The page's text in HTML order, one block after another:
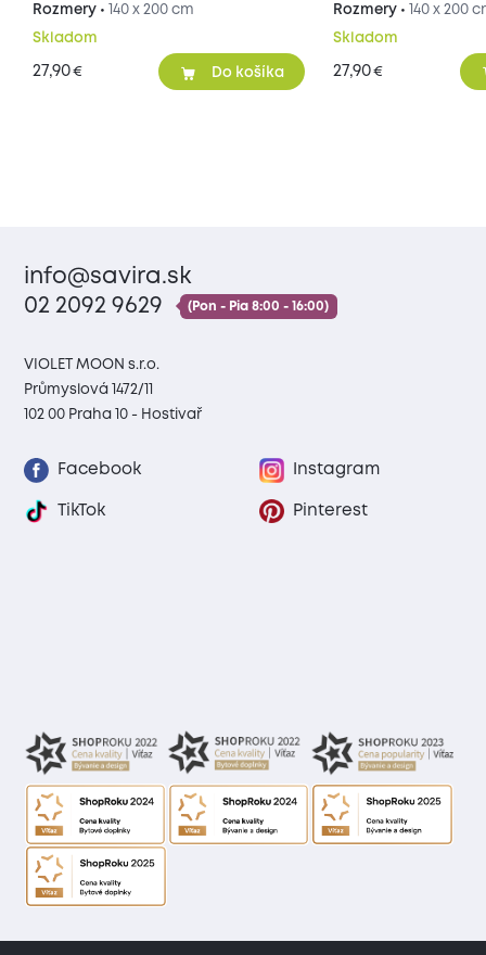
Rozmery • 140 x 200 cm
Skladom
27,90€ Do košíka
Rozmery • 140 x 200
Skladom
27,90€
info@savira.sk
02 2092 9629
(Pon - Pia 8:00 - 16:00)
VIOLET MOON s.r.o.
Průmyslová 1472/11
102 00 Praha 10 - Hostivař
Facebook Instagram
TikTok Pinterest